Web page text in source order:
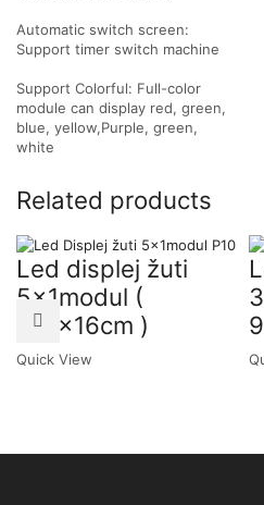
Automatic switch screen:
Support timer switch machine
Support Colorful: Full-color
module can display red, green,
blue, yellow,Purple, green,
white
Related products
Led displej žuti
5x1modul (
160x16cm )
Quick View